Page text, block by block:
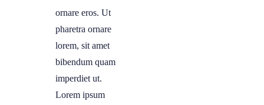
ornare eros. Ut
pharetra ornare
lorem, sit amet
bibendum quam
imperdiet ut.
Lorem ipsum